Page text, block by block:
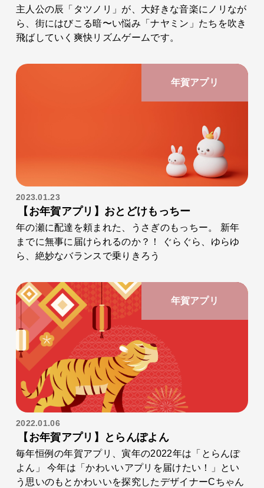
主人公の辰「タツノリ」が、大好きな音楽にノリなが
ら、街にはびこる暗〜い悩み「ナヤミン」たちを吹き
飛ばしていく爽快リズムゲームです。
年賀アプリ
2023.01.23
【お年賀アプリ】おとどけもっちー
年の瀬に配達を頼まれた、うさぎのもっちー。 新年
までに無事に届けられるのか？！ ぐらぐら、ゆらゆ
ら、絶妙なバランスで乗りきろう
年賀アプリ
2022.01.06
【お年賀アプリ】とらんぽよん
毎年恒例の年賀アプリ、寅年の2022年は「とらんぽ
よん」 今年は「かわいいアプリを届けたい！」とい
う思いのもとかわいいを探究したデザイナーCちゃん